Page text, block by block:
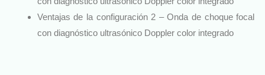
Ventajas de la configuración 2 – Onda de choque focal
con diagnóstico ultrasónico Doppler color integrado